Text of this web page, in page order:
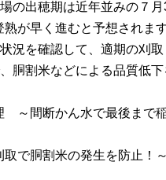
の出穂期は近年並みの７
が早く進むと予想されます
を確認して、適期の刈取
割米などによる品質低下
～間断かん水で最後まで
で胴割米の発生を防止！～